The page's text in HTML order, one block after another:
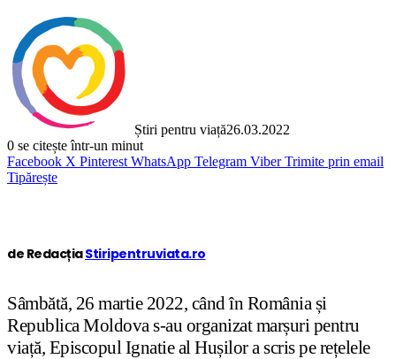
Știri pentru viață26.03.2022
0 se citește într-un minut
Facebook X Pinterest WhatsApp Telegram Viber Trimite prin email
Tipărește
de RedacțiaStiripentruviata.ro
Sâmbătă, 26 martie 2022, când în România și
Republica Moldova s-au organizat marșuri pentru
viață, Episcopul Ignatie al Hușilor a scris pe rețelele